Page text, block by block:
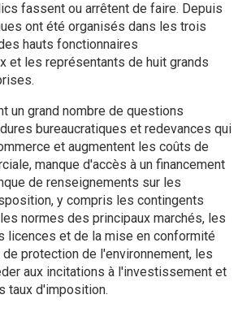
fassent ou arrêtent de faire. Depuis
ont été organisés dans les trois
hauts fonctionnaires
et les représentants de huit grands
un grand nombre de questions
bureaucratiques et redevances qui
et augmentent les coûts de
manque d'accès à un financement
de renseignements sur les
y compris les contingents
normes des principaux marchés, les
licences et de la mise en conformité
protection de l'environnement, les
aux incitations à l'investissement et
taux d'imposition.